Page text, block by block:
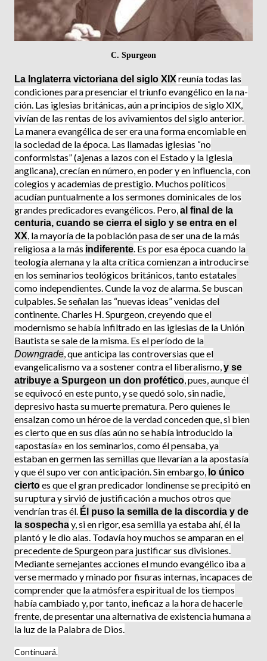
C. Spurgeon
La Inglaterra victoriana del siglo XIX reunía todas las
condiciones para presenciar el triunfo evangélico en la na­
ción. Las iglesias británicas, aún a principios de siglo XIX,
vivían de las rentas de los avivamientos del siglo anterior.
La manera evangé­lica de ser era una forma encomiable en
la sociedad de la época. Las llamadas iglesias “no
conformistas” (ajenas a lazos con el Estado y la Iglesia
anglicana), crecían en número, en poder y en influencia, con
colegios y academias de prestigio. Muchos políticos
acudían puntualmente a los sermones dominicales de los
grandes predicadores evangélicos. Pero, al final de la
centuria, cuando se cierra el siglo y se entra en el
XX , la mayoría de la población pasa de ser una de la más
religiosa a la más indiferente . Es por esa época cuando la
teología ale­mana y la alta crítica comienzan a intro­ducirse
en los seminarios teológicos británicos, tanto estatales
como indepen­dientes. Cunde la voz de alarma. Se buscan
culpables. Se señalan las “nuevas ideas” venidas del
continente. Charles H. Spurgeon, creyendo que el
modernismo se había infiltrado en las iglesias de la Unión
Bautista se sale de la misma. Es el período de la
Downgrade , que anticipa las controversias que el
evangelicalismo va a sostener contra el liberalismo, y se
atribuye a Spurgeon un don profético , pues, aunque él
se equivocó en este punto, y se quedó solo, sin nadie,
depresivo hasta su muerte prematura. Pero quienes le
ensalzan como un héroe de la verdad conceden que, si bien
es cierto que en sus días aún no se había introducido la
«apostasía» en los seminarios, como él pensaba, ya
estaban en germen las semillas que llevarían a la apostasía
y que él supo ver con anticipación. Sin embargo, lo único
ciertoes que el gran predicador londinense se precipitó en
su ruptura y sir­vió de justificación a muchos otros que
vendrían tras él. Él puso la semilla de la discordia y de
la sospechay, si en rigor, esa semilla ya estaba ahí, él la
plantó y le dio alas. Todavía hoy muchos se amparan en el
precedente de Spurgeon para justificar sus divisiones.
Mediante semejantes acciones el mundo evangélico iba a
verse mermado y mi­nado por fisuras internas, incapaces de
comprender que la atmósfera espiritual de los tiempos
había cambiado y, por tanto, ineficaz a la hora de hacerle
frente, de presentar una alternativa de existencia humana a
la luz de la Palabra de Dios.
Continuará.